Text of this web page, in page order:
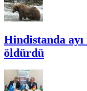
Hindistanda ayı
öldürdü